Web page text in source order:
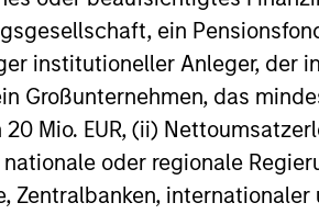
ein
institutioneller Anleger, der
Großunternehmen, das
Mio. EUR, (ii)
oder regionale
Zentralbanken,
and
today
an
from
Morgan
and from
Equity
General
Atlantic Park
Alongside
Tactical
Morgan
Buyers Edge
leader in digital
the foodservice
a $425M preferred
a consortium led by
Credit’s (“GA
alongside funds